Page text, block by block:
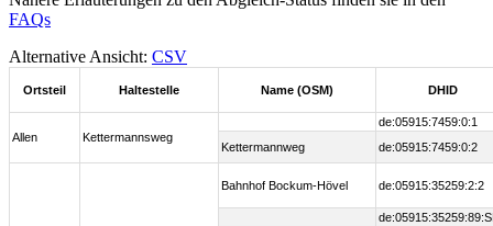
FAQs
Alternative Ansicht: CSV
Ortsteil Haltestelle Name (OSM) DHID
Allen Kettermannsweg
de:05915:7459:0:1
Kettermannweg
de:05915:7459:0:2
Bahnhof Bockum-Hövel de:05915:35259:2:2